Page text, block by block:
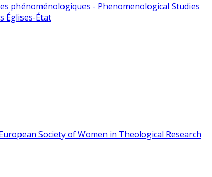
phénoménologiques - Phenomenological Studies
Églises-État
Society of Women in Theological Research